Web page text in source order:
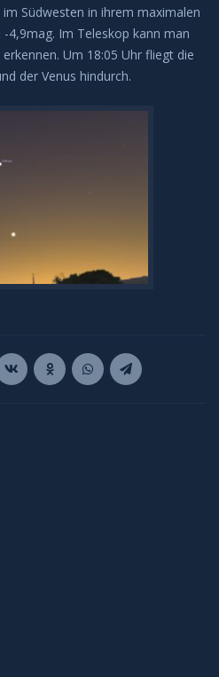
Südwesten in ihrem maximalen
4,9mag. Im Teleskop kann man
Um 18:05 Uhr fliegt die
der Venus hindurch.